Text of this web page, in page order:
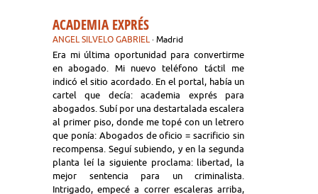
ACADEMIA EXPRÉS
ANGEL SILVELO GABRIEL · Madrid
Era mi última oportunidad para convertirme
en abogado. Mi nuevo teléfono táctil me
indicó el sitio acordado. En el portal, había un
cartel que decía: academia exprés para
abogados. Subí por una destartalada escalera
al primer piso, donde me topé con un letrero
que ponía: Abogados de oficio = sacrificio sin
recompensa. Seguí subiendo, y en la segunda
planta leí la siguiente proclama: libertad, la
mejor sentencia para un criminalista.
Intrigado, empecé a correr escaleras arriba,